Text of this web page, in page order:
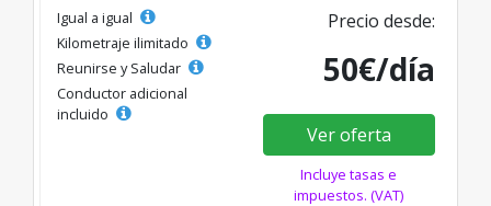
Igual a igual
Kilometraje ilimitado
Reunirse y Saludar
Conductor adicional
incluido
Precio desde:
50€/día
Ver oferta
Incluye tasas e
impuestos. (VAT)